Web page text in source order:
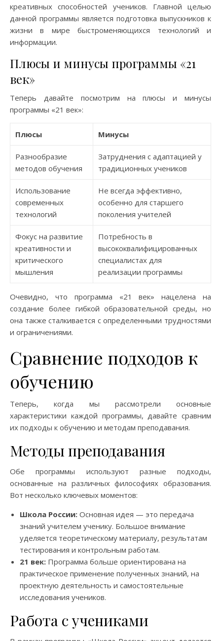
креативных способностей учеников. Главной целью
данной программы является подготовка выпускников к
жизни в мире быстроменяющихся технологий и
информации.
Плюсы и минусы программы «21
век»
Теперь давайте посмотрим на плюсы и минусы
программы «21 век»:
Плюсы Минусы
Разнообразие
методов обучения
Затруднения с адаптацией у
традиционных учеников
Использование
современных
технологий
Не всегда эффективно,
особенно для старшего
поколения учителей
Фокус на развитие
креативности и
критического
мышления
Потребность в
высококвалифицированных
специалистах для
реализации программы
Очевидно, что программа «21 век» нацелена на
создание более гибкой образовательной среды, но
она также сталкивается с определенными трудностями
и ограничениями.
Сравнение подходов к
обучению
Теперь, когда мы рассмотрели основные
характеристики каждой программы, давайте сравним
их подходы к обучению и методам преподавания.
Методы преподавания
Обе программы используют разные подходы,
основанные на различных философиях образования.
Вот несколько ключевых моментов:
Школа России: Основная идея — это передача
знаний учителем ученику. Большое внимание
уделяется теоретическому материалу, результатам
тестирования и контрольным работам.
21 век: Программа больше ориентирована на
практическое применение полученных знаний, на
проектную деятельность и самостоятельные
исследования учеников.
Работа с учениками